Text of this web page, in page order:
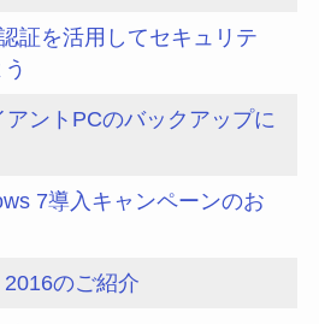
証を活用してセキュリテ
アントPCのバックアップに
7導入キャンペーンのお
2016のご紹介